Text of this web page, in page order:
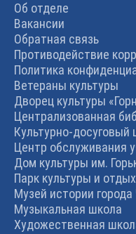
Об отделе
Вакансии
Обратная связь
Противодействие
Политика
Ветераны культуры
Дворец культуры
Централизованная
Культурно-досуговый
Центр обслуживания
Дом культуры им.
Парк культуры и
Музей истории
Музыкальная школа
Художественная